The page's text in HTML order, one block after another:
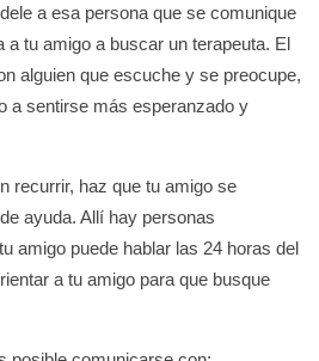
a esa persona que se comunique
a tu amigo a buscar un terapeuta. El
alguien que escuche y se preocupe,
a sentirse más esperanzado y
recurrir, haz que tu amigo se
ayuda. Allí hay personas
amigo puede hablar las 24 horas del
a tu amigo para que busque